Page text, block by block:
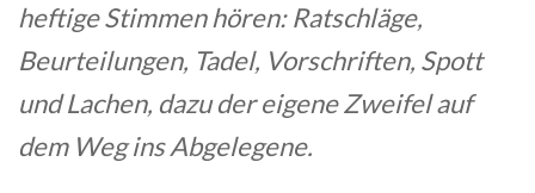
heftige Stimmen hören: Ratschläge,
Beurteilungen, Tadel, Vorschriften, Spott
und Lachen, dazu der eigene Zweifel auf
dem Weg ins Abgelegene.